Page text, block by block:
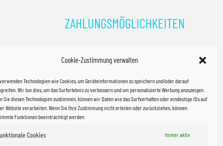
Cookie-Zustimmung verwalten
Technologien wie Cookies, um Geräteinformationen zu speichern und/oder darauf
Wir tun dies, um das Surferlebnis zu verbessern und um personalisierte Werbung anzuzeigen.
Sie diesen Technologien zustimmen, können wir Daten wie das Surfverhalten oder eindeutige IDs auf
Website verarbeiten. Wenn Sie Ihre Zustimmung nicht erteilen oder zurückziehen, können
Funktionen beeinträchtigt werden.
Cookies Immer aktiv
Sachsen
Versand
ZAHLUNGSMÖGLICHKEITEN